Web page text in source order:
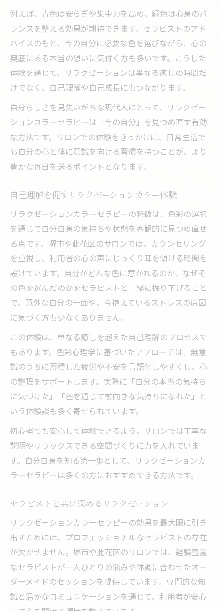
例えば、青色は安らぎや集中力を高め、緑色は心身のバ
ランスを整える効果が期待できます。セラピストのアド
バイスのもと、今の自分に必要な色を選びながら、心の
奥底にある本当の想いに気付く方も多いです。こうした
体験を通じて、リラクゼーションは単なる癒しの時間だ
けでなく、自己理解や自己成長にもつながります。
自分らしさを見失いがちな現代人にとって、リラクゼー
ションカラーセラピーは「今の自分」を見つめ直す有効
な方法です。サロンでの体験をきっかけに、日常生活で
も自分の心と体に意識を向ける習慣を持つことが、より
豊かな毎日を送るポイントとなります。
自己理解を促すリラクゼーションカラー体験
リラクゼーションカラーセラピーの特徴は、色彩の選択
を通じて自分自身の気持ちや状態を客観的に見つめ直せ
る点です。堺市や此花区のサロンでは、カウンセリング
を重視し、利用者の心の声にじっくり耳を傾ける時間を
設けています。自分がどんな色に惹かれるのか、なぜそ
の色を選んだのかをセラピストと一緒に掘り下げること
で、意外な自分の一面や、今抱えているストレスの原因
に気づく方も少なくありません。
この体験は、単なる癒しを超えた自己理解のプロセスで
もあります。色彩心理学に基づいたアプローチは、無意
識のうちに蓄積した疲労や不安を言語化しやすくし、心
の整理をサポートします。実際に「自分の本当の気持ち
に気づけた」「色を通じて前向きな気持ちになれた」と
いう体験談も多く寄せられています。
初心者でも安心して体験できるよう、サロンでは丁寧な
説明やリラックスできる空間づくりに力を入れていま
す。自分自身を知る第一歩として、リラクゼーションカ
ラーセラピーは多くの方におすすめできる方法です。
セラピストと共に深めるリラクゼーション
リラクゼーションカラーセラピーの効果を最大限に引き
出すためには、プロフェッショナルなセラピストの存在
が欠かせません。堺市や此花区のサロンでは、経験豊富
なセラピストが一人ひとりの悩みや体調に合わせたオー
ダーメイドのセッションを提供しています。専門的な知
識と温かなコミュニケーションを通じて、利用者が安心